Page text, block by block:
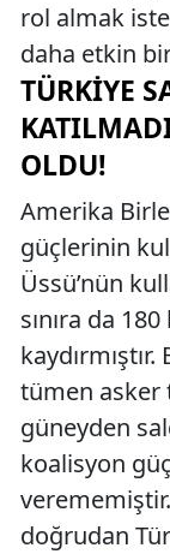
rol almak
daha etkin
TÜRKIYE
OLDU!
Amerika
güçlerinin
Üssü’nün
sınıra da
tümen asker
güneyden
koalisyon
doğrudan